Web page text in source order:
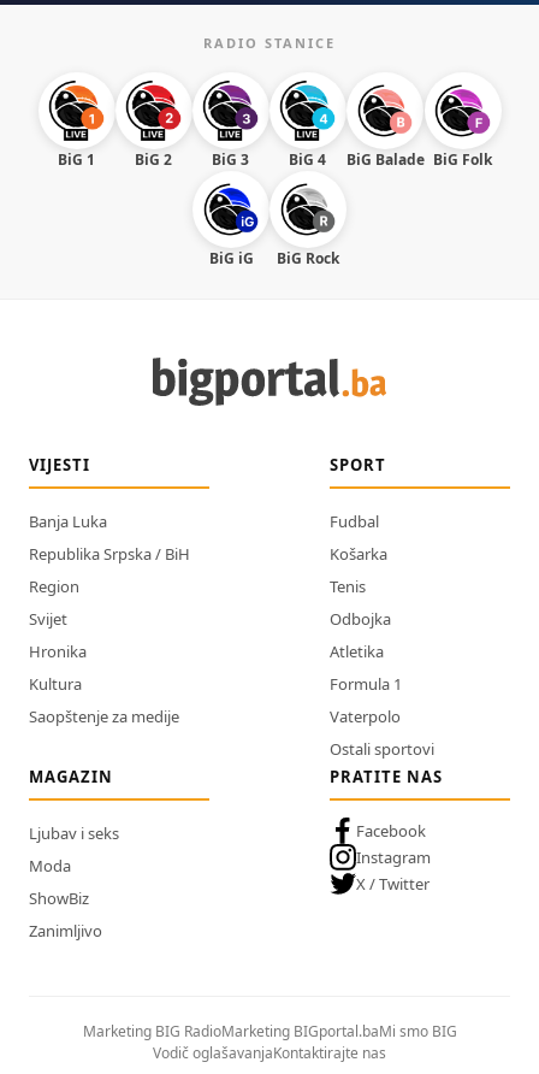
RADIO STANICE
BiG 1 BiG 2 BiG 3 BiG 4 BiG Balade BiG Folk
BiG iG BiG Rock
VIJESTI
Banja Luka
Republika Srpska / BiH
Region
Svijet
Hronika
Kultura
Saopštenje za medije
SPORT
Fudbal
Košarka
Tenis
Odbojka
Atletika
Formula 1
Vaterpolo
Ostali sportovi
MAGAZIN
Ljubav i seks
Moda
ShowBiz
Zanimljivo
PRATITE NAS
Facebook
Instagram
X / Twitter
Marketing BIG RadioMarketing BIGportal.baMi smo BIG
Vodič oglašavanjaKontaktirajte nas